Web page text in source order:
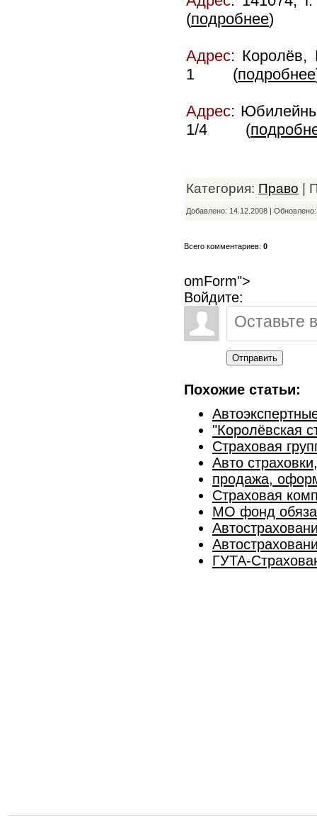
(подробнее)
Адрес: Королёв,
1 (подробнее
Адрес:
1/4 (
Категория: Право |
Добавлено: 14.12.2008 |
Всего комментариев: 0
omForm">
Войдите:
Отправить
Похожие статьи:
"Королёвская
Страховая
Авто
продажа,
Страховая
МО фонд
ГУТА-